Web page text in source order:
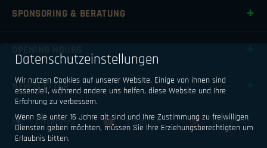
SPONSORING & BERATUNG
NEWSLETTER
Facebook Youtube Pinterest
Datenschutzeinstellungen
Wir nutzen Cookies auf unserer Website. Einige von ihnen sind
essenziell, während andere uns helfen, diese Website und Ihre
Erfahrung zu verbessern.
Wenn Sie unter 16 Jahre alt sind und Ihre Zustimmung zu freiwilligen
Diensten geben möchten, müssen Sie Ihre Erziehungsberechtigten um
Erlaubnis bitten.